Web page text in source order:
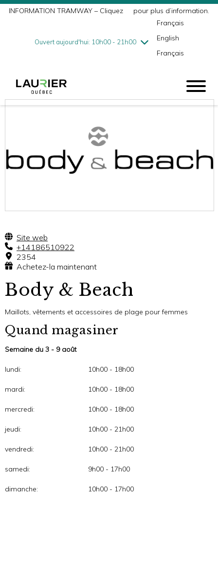
INFORMATION TRAMWAY – Cliquez pour plus d’information.
Ouvert aujourd'hui: 10h00 - 21h00
mercredi8/5
10h00 - 18h00
vendredi8/7
10h00 - 21h00
Français
English
Français
Site web
+14186510922
2354
Achetez-la maintenant
Body & Beach
Maillots, vêtements et accessoires de plage pour femmes
Quand magasiner
Semaine du 3 - 9 août
lundi: 10h00 - 18h00
mardi: 10h00 - 18h00
mercredi: 10h00 - 18h00
jeudi: 10h00 - 21h00
vendredi: 10h00 - 21h00
samedi: 9h00 - 17h00
dimanche: 10h00 - 17h00